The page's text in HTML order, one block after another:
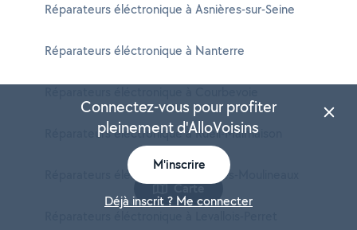
Réparateurs éléctronique à Asnières-sur-Seine
Réparateurs éléctronique à Nanterre
Réparateurs éléctronique à Rueil-Malmaison
Réparateurs éléctronique à Issy-les-Moulineaux
Carte
Connectez-vous pour profiter
pleinement d'AlloVoisins
M'inscrire
Déjà inscrit ? Me connecter